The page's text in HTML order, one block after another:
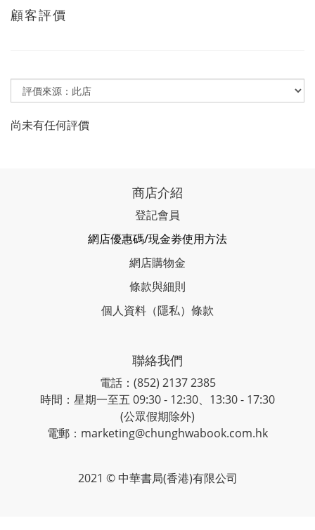
顧客評價
尚未有任何評價
商店介紹
登記會員
網店優惠碼/現金劵使用方法
網店購物金
條款與細則
個人資料（隱私）條款
聯絡我們
電話：(852) 2137 2385
時間：星期一至五 09:30 - 12:30、13:30 - 17:30
(公眾假期除外)
電郵：marketing@chunghwabook.com.hk
2021 © 中華書局(香港)有限公司